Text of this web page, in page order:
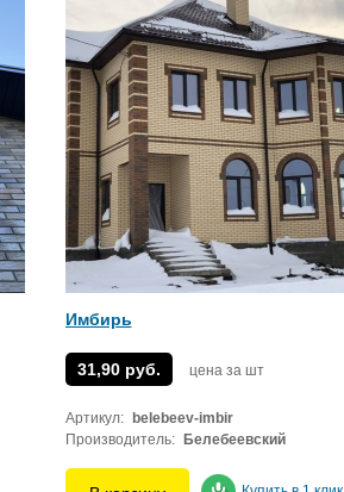
Имбирь
31,90 руб. цена за шт
Артикул:
belebeev-imbir
Производитель:
Белебеевский